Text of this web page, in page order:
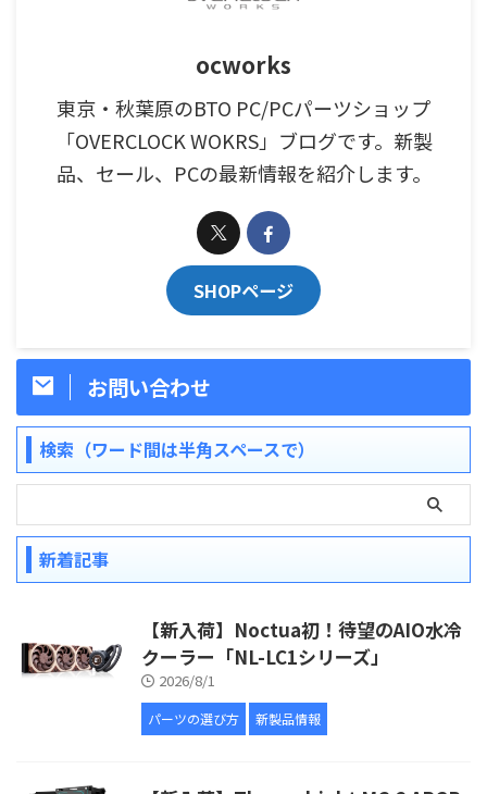
ocworks
東京・秋葉原のBTO PC/PCパーツショップ
「OVERCLOCK WOKRS」ブログです。新製
品、セール、PCの最新情報を紹介します。
SHOPページ
お問い合わせ
検索（ワード間は半角スペースで）
新着記事
【新入荷】Noctua初！待望のAIO水冷
クーラー「NL-LC1シリーズ」
2026/8/1
パーツの選び方 新製品情報